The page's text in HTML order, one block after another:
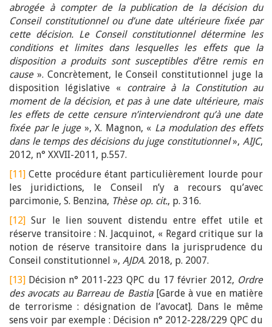
abrogée à compter de la publication de la décision du
Conseil constitutionnel ou d’une date ultérieure fixée par
cette décision. Le Conseil constitutionnel détermine les
conditions et limites dans lesquelles les effets que la
disposition a produits sont susceptibles d’être remis en
cause». Concrètement, le Conseil constitutionnel juge la
disposition législative « contraire à la Constitution au
moment de la décision, et pas à une date ultérieure, mais
les effets de cette censure n’interviendront qu’à une date
fixée par le juge», X. Magnon, « La modulation des effets
dans le temps des décisions du juge constitutionnel»,AIJC,
2012, n° XXVII-2011, p.557.
[11] Cette procédure étant particulièrement lourde pour
les juridictions, le Conseil n’y a recours qu’avec
parcimonie, S. Benzina, Thèse op. cit., p. 316.
[12] Sur le lien souvent distendu entre effet utile et
réserve transitoire : N. Jacquinot, « Regard critique sur la
notion de réserve transitoire dans la jurisprudence du
Conseil constitutionnel », AJDA. 2018, p. 2007.
[13] Décision n° 2011-223 QPC du 17 février 2012, Ordre
des avocats au Barreau de Bastia[Garde à vue en matière
de terrorisme : désignation de l’avocat]. Dans le même
sens voir par exemple : Décision n° 2012-228/229 QPC du